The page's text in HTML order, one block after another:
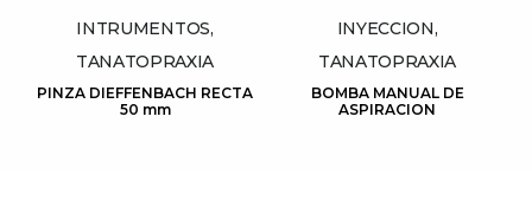
INTRUMENTOS,
TANATOPRAXIA
PINZA DIEFFENBACH RECTA
50 mm
INYECCION,
TANATOPRAXIA
BOMBA MANUAL DE
ASPIRACION